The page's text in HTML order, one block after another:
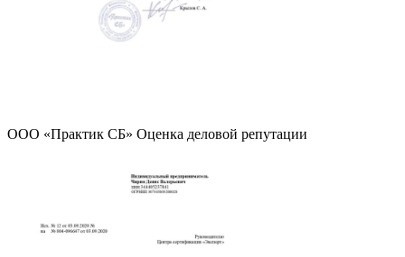
ООО «Практик СБ» Оценка деловой репутации